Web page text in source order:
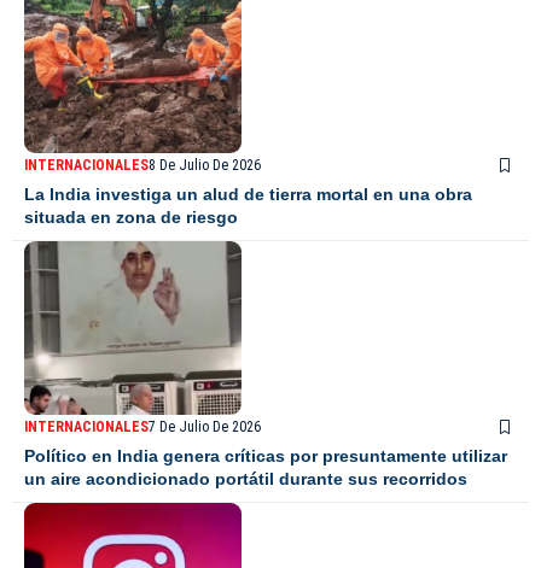
INTERNACIONALES8 De Julio De 2026
La India investiga un alud de tierra mortal en una obra
situada en zona de riesgo
INTERNACIONALES7 De Julio De 2026
Político en India genera críticas por presuntamente utilizar
un aire acondicionado portátil durante sus recorridos